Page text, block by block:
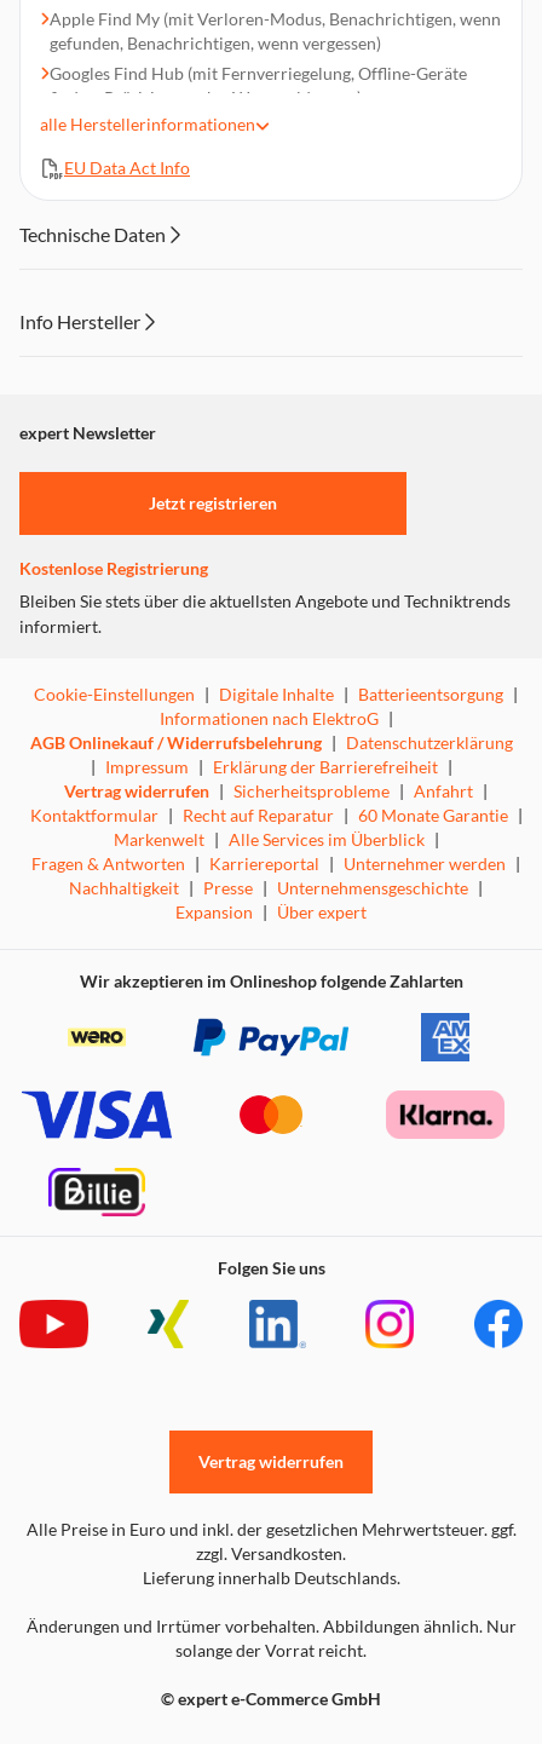
Apple Find My (mit Verloren-Modus, Benachrichtigen, wenn
gefunden, Benachrichtigen, wenn vergessen)
Googles Find Hub (mit Fernverriegelung, Offline-Geräte
finden, Präzisionssuche, Warnmeldungen)
LED-Licht
Eingebauter Piepser
3 vorinstallierte CR-2032-Batterien
alle Herstellerinformationen
EU Data Act Info
Technische Daten
Info Hersteller
"Marketing".
Einstellungen anpassen
expert Newsletter
Jetzt registrieren
Kostenlose Registrierung
Bleiben Sie stets über die aktuellsten Angebote und Techniktrends
informiert.
Cookie-Einstellungen | Digitale Inhalte | Batterieentsorgung |
Informationen nach ElektroG |
AGB Onlinekauf / Widerrufsbelehrung | Datenschutzerklärung
| Impressum | Erklärung der Barrierefreiheit |
Vertrag widerrufen | Sicherheitsprobleme | Anfahrt |
Kontaktformular | Recht auf Reparatur | 60 Monate Garantie |
Markenwelt | Alle Services im Überblick |
Fragen & Antworten | Karriereportal | Unternehmer werden |
Nachhaltigkeit | Presse | Unternehmensgeschichte |
Expansion | Über expert
Wir akzeptieren im Onlineshop folgende Zahlarten
Folgen Sie uns
Alle Preise in Euro und inkl. der gesetzlichen Mehrwertsteuer. ggf.
zzgl. Versandkosten.
Lieferung innerhalb Deutschlands.
Änderungen und Irrtümer vorbehalten. Abbildungen ähnlich. Nur
solange der Vorrat reicht.
© expert e-Commerce GmbH
Vertrag widerrufen